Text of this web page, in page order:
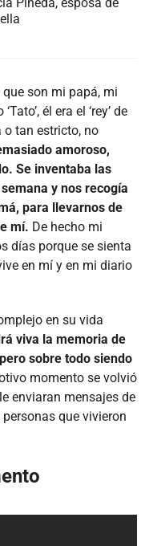
son mi papá, mi
él era el ‘rey’ de
o tan estricto, no
amoroso,
Se inventaba las
y nos recogía
para llevarnos de
mí. De hecho mi
días porque se sienta
en mí y en mi diario
en su vida
viva la memoria de
sobre todo siendo
momento se volvió
enviaran mensajes de
que vivieron